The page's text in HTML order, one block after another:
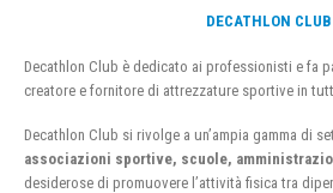
DECATHLON CLUB
Decathlon Club è dedicato ai professionisti e fa
creatore e fornitore di attrezzature sportive in
Decathlon Club si rivolge a un’ampia gamma di
associazioni sportive, scuole,
desiderose di promuovere l’attività fisica tra